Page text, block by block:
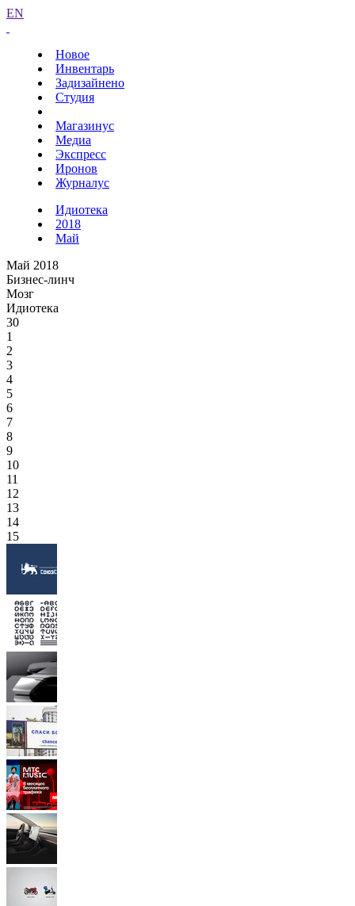
EN
Новое
Инвентарь
Задизайнено
Студия
Магазинус
Медиа
Экспресс
Иронов
Журналус
Идиотека
2018
Май
Май 2018
Бизнес-линч
Мозг
Идиотека
30
1
2
3
4
5
6
7
8
9
10
11
12
13
14
15